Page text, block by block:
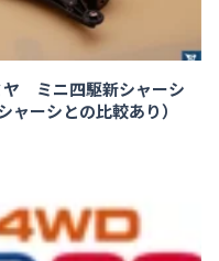
ヤ ミニ四駆新シャーシ
ャーシとの比較あり）